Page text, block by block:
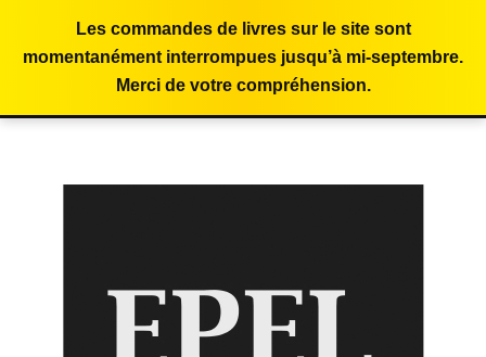
Les commandes de livres sur le site sont
momentanément interrompues jusqu’à mi-septembre.
Merci de votre compréhension.